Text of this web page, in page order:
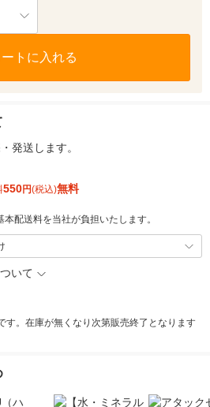
ートに入れる
発送します。
550円(税込)無料
配送料を当社が負担いたします。
いて
す。在庫が無くなり次第販売終了となります